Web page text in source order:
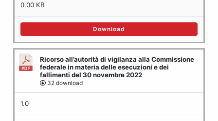
0.00 KB
Download
Ricorso all’autorità di vigilanza alla Commissione
federale in materia delle esecuzioni e dei
fallimenti del 30 novembre 2022
32 download
1.0